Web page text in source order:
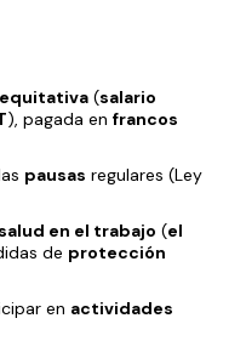
(salario
), pagada en francos
pausas regulares (Ley
salud en el trabajo (el
de protección
en actividades